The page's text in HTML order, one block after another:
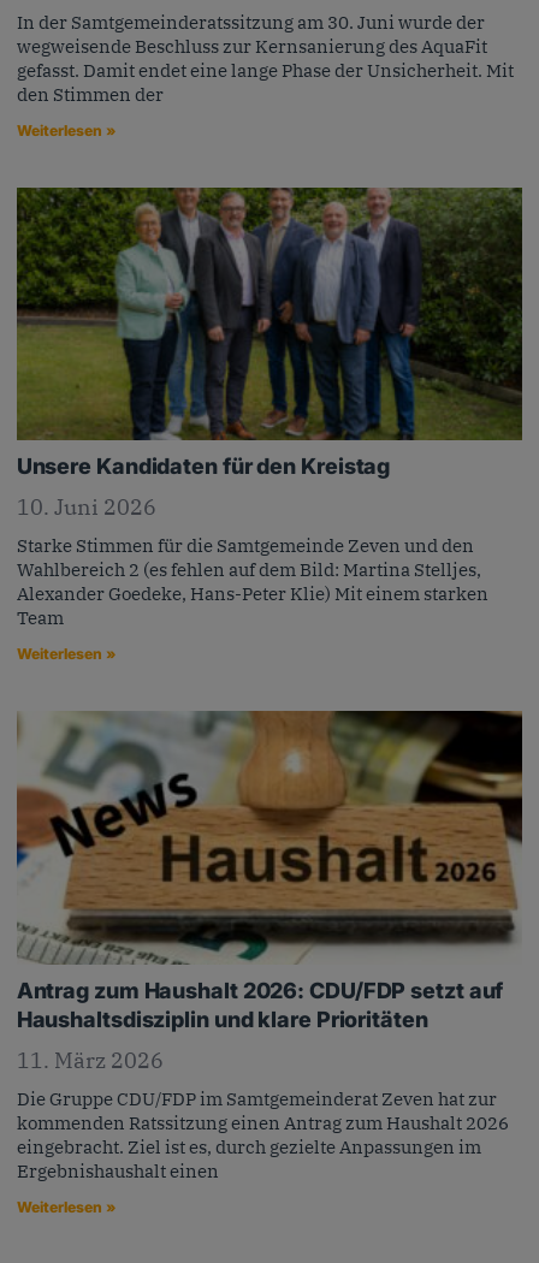
In der Samtgemeinderatssitzung am 30. Juni wurde der
wegweisende Beschluss zur Kernsanierung des AquaFit
gefasst. Damit endet eine lange Phase der Unsicherheit. Mit
den Stimmen der
Weiterlesen »
Unsere Kandidaten für den Kreistag
10. Juni 2026
Starke Stimmen für die Samtgemeinde Zeven und den
Wahlbereich 2 (es fehlen auf dem Bild: Martina Stelljes,
Alexander Goedeke, Hans-Peter Klie) Mit einem starken
Team
Weiterlesen »
Antrag zum Haushalt 2026: CDU/FDP setzt auf
Haushaltsdisziplin und klare Prioritäten
11. März 2026
Die Gruppe CDU/FDP im Samtgemeinderat Zeven hat zur
kommenden Ratssitzung einen Antrag zum Haushalt 2026
eingebracht. Ziel ist es, durch gezielte Anpassungen im
Ergebnishaushalt einen
Weiterlesen »